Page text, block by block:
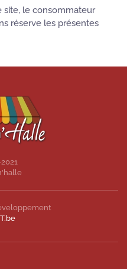
site, le consommateur
réserve les présentes